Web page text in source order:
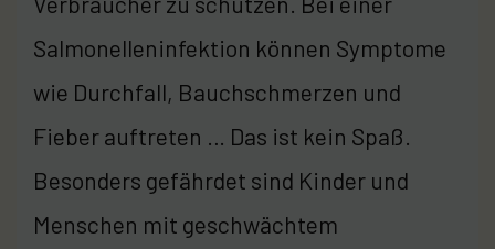
Salmonelleninfektion können Symptome
wie Durchfall, Bauchschmerzen und
Fieber auftreten … Das ist kein Spaß.
Besonders gefährdet sind Kinder und
Menschen mit geschwächtem